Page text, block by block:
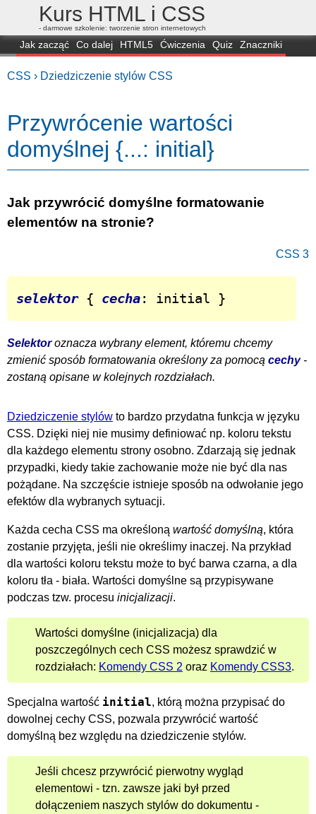
Kurs HTML i CSS
- darmowe szkolenie: tworzenie stron internetowych
Jak zacząć Co dalej HTML5 Ćwiczenia Quiz
Znaczniki
CSS › Dziedziczenie stylów CSS
Przywrócenie wartości
domyślnej {...: initial}
Jak przywrócić domyślne formatowanie
elementów na stronie?
CSS 3
selektor { cecha: initial }
Selektoroznacza wybrany element, któremu chcemy
zmienić sposób formatowania określony za pomocą cechy-
zostaną opisane w kolejnych rozdziałach.
Dziedziczenie stylów to bardzo przydatna funkcja w języku
CSS. Dzięki niej nie musimy definiować np. koloru tekstu
dla każdego elementu strony osobno. Zdarzają się jednak
przypadki, kiedy takie zachowanie może nie być dla nas
pożądane. Na szczęście istnieje sposób na odwołanie jego
efektów dla wybranych sytuacji.
Każda cecha CSS ma określoną wartość domyślną, która
zostanie przyjęta, jeśli nie określimy inaczej. Na przykład
dla wartości koloru tekstu może to być barwa czarna, a dla
koloru tła - biała. Wartości domyślne są przypisywane
podczas tzw. procesu inicjalizacji.
Wartości domyślne (inicjalizacja) dla
poszczególnych cech CSS możesz sprawdzić w
rozdziałach: Komendy CSS 2 oraz Komendy CSS3.
Specjalna wartość initial, którą można przypisać do
dowolnej cechy CSS, pozwala przywrócić wartość
domyślną bez względu na dziedziczenie stylów.
Jeśli chcesz przywrócić pierwotny wygląd
elementowi - tzn. zawsze jaki był przed
dołączeniem naszych stylów do dokumentu -